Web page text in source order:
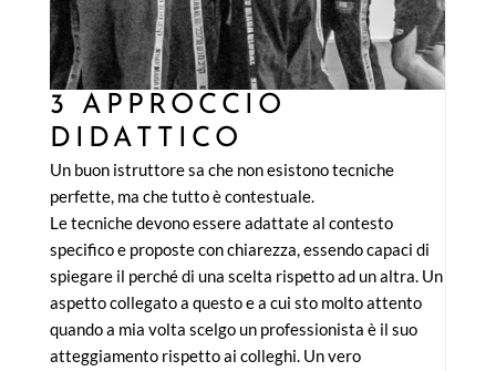
3 APPROCCIO
DIDATTICO
Un buon istruttore sa che non esistono tecniche
perfette, ma che tutto è contestuale.
Le tecniche devono essere adattate al contesto
specifico e proposte con chiarezza, essendo capaci di
spiegare il perché di una scelta rispetto ad un altra. Un
aspetto collegato a questo e a cui sto molto attento
quando a mia volta scelgo un professionista è il suo
atteggiamento rispetto ai colleghi. Un vero